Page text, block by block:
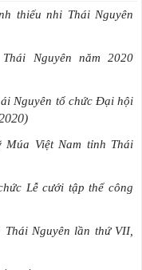
thiếu nhi Thái Nguyên
Nguyên năm 2020
Nguyên tổ chức Đại hội
Việt Nam tỉnh Thái
Lễ cưới tập thể công
Nguyên lần thứ VII,